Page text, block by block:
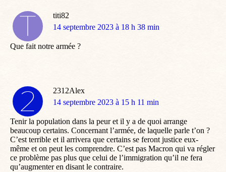
titi82
dit
14 septembre 2023 à 18 h 38 min
Que fait notre armée ?
2312Alex
dit
14 septembre 2023 à 15 h 11 min
Tenir la population dans la peur et il y a de quoi arrange
beaucoup certains. Concernant l’armée, de laquelle parle t’on ?
C’est terrible et il arrivera que certains se feront justice eux-
même et on peut les comprendre. C’est pas Macron qui va régler
ce problème pas plus que celui de l’immigration qu’il ne fera
qu’augmenter en disant le contraire.